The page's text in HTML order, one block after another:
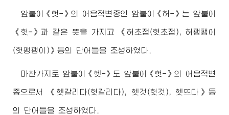
앞붙이《헛-》의 어음적변종인 앞붙이《허-》는 앞붙이
《헛-》과 같은 뜻을 가지고 《허초점(헛초점), 허팽팽이
(헛팽팽이)》등의 단어들을 조성하였다.
마찬가지로 앞붙이《헷-》도 앞붙이《헛-》의 어음적변
종으로서 《헷갈리다(헛갈리다), 헷것(헛것), 헷뜨다》등
의 단어들을 조성하였다.